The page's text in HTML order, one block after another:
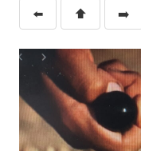
⬅️ ⬆️ ➡️